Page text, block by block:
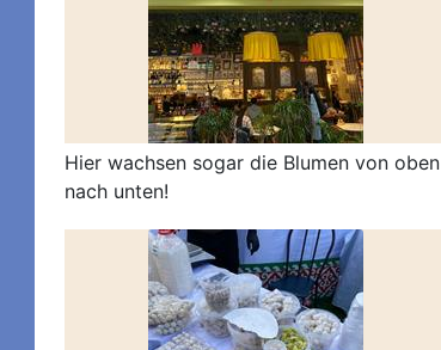
Hier wachsen sogar die Blumen von oben
nach unten!